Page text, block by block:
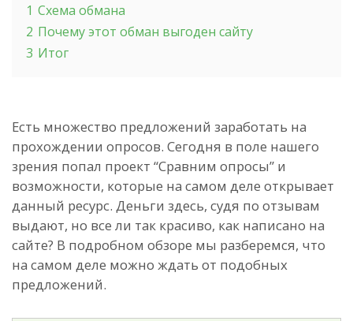
1 Схема обмана
2 Почему этот обман выгоден сайту
3 Итог
Есть множество предложений заработать на
прохождении опросов. Сегодня в поле нашего
зрения попал проект “Сравним опросы” и
возможности, которые на самом деле открывает
данный ресурс. Деньги здесь, судя по отзывам
выдают, но все ли так красиво, как написано на
сайте? В подробном обзоре мы разберемся, что
на самом деле можно ждать от подобных
предложений.